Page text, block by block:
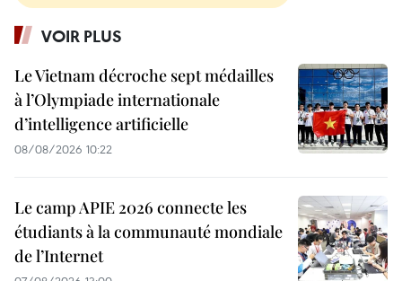
VOIR PLUS
Le Vietnam décroche sept médailles
à l’Olympiade internationale
d’intelligence artificielle
08/08/2026 10:22
Le camp APIE 2026 connecte les
étudiants à la communauté mondiale
de l’Internet